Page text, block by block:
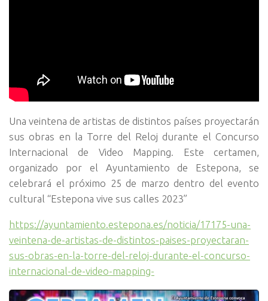
Una veintena de artistas de distintos países proyectarán
sus obras en la Torre del Reloj durante el Concurso
Internacional de Video Mapping. Este certamen,
organizado por el Ayuntamiento de Estepona, se
celebrará el próximo 25 de marzo dentro del evento
cultural “Estepona vive sus calles 2023”
https://ayuntamiento.estepona.es/noticia/17175-una-
veintena-de-artistas-de-distintos-paises-proyectaran-
sus-obras-en-la-torre-del-reloj-durante-el-concurso-
internacional-de-video-mapping-